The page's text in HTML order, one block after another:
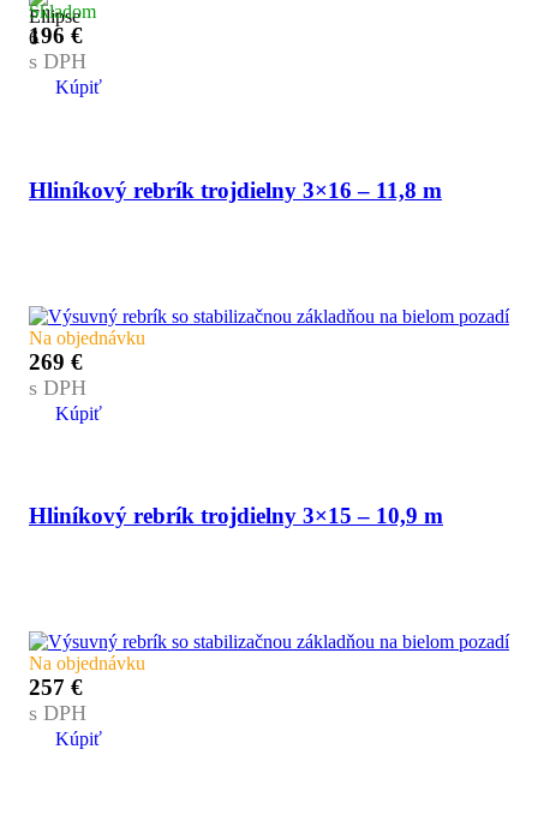
Skladom
196 €
s DPH
Kúpiť
Hliníkový rebrík trojdielny 3×16 – 11,8 m
Na objednávku
269 €
s DPH
Kúpiť
Hliníkový rebrík trojdielny 3×15 – 10,9 m
Na objednávku
257 €
s DPH
Kúpiť